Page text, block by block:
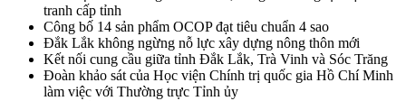
tranh cấp tỉnh
Công bố 14 sản phẩm OCOP đạt tiêu chuẩn 4 sao
Đắk Lắk không ngừng nỗ lực xây dựng nông thôn mới
Kết nối cung cầu giữa tỉnh Đắk Lắk, Trà Vinh và Sóc Trăng
Đoàn khảo sát của Học viện Chính trị quốc gia Hồ Chí Minh
làm việc với Thường trực Tỉnh ủy